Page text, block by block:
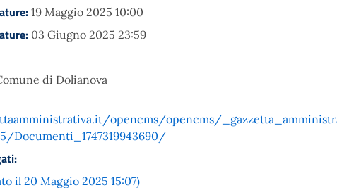
19 Maggio 2025 10:00
03 Giugno 2025 23:59
di Dolianova
opencms/opencms/
Documenti_1747319943690/
il 20 Maggio 2025 15:07)